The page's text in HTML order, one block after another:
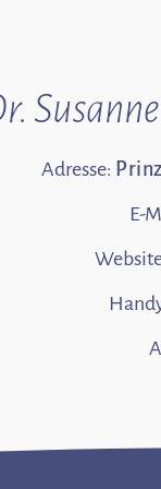
Adresse:
E-